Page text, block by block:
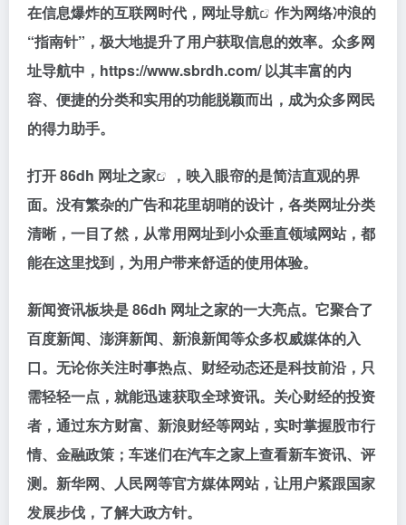
在信息爆炸的互联网时代， 网址导航
作为网络冲浪的
“指南针”，极大地提升了用户获取信息的效率。众多网
址导航中，https://www.sbrdh.com/ 以其丰富的内
容、便捷的分类和实用的功能脱颖而出，成为众多网民
的得力助手。
打开 86dh 网址之家
，映入眼帘的是简洁直观的界
面。没有繁杂的广告和花里胡哨的设计，各类网址分类
清晰，一目了然，从常用网址到小众垂直领域网站，都
能在这里找到，为用户带来舒适的使用体验。
新闻资讯板块是 86dh 网址之家的一大亮点。它聚合了
百度新闻、澎湃新闻、新浪新闻等众多权威媒体的入
口。无论你关注时事热点、财经动态还是科技前沿，只
需轻轻一点，就能迅速获取全球资讯。关心财经的投资
者，通过东方财富、新浪财经等网站，实时掌握股市行
情、金融政策；车迷们在汽车之家上查看新车资讯、评
测。新华网、人民网等官方媒体网站，让用户紧跟国家
发展步伐，了解大政方针。